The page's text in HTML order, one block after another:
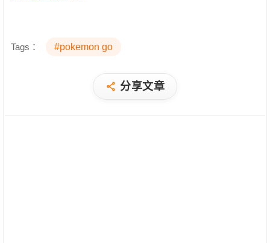
Tags： #pokemon go
分享文章